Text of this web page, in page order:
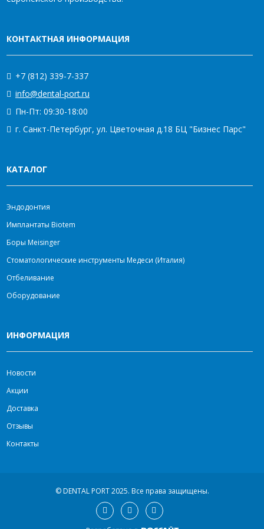
КОНТАКТНАЯ ИНФОРМАЦИЯ
+7 (812) 339-7-337
info@dental-port.ru
Пн-Пт: 09:30-18:00
г. Санкт-Петербург, ул. Цветочная д.18 БЦ "Бизнес Парс"
КАТАЛОГ
Эндодонтия
Имплантаты Biotem
Боры Meisinger
Стоматологические инструменты Медеси (Италия)
Отбеливание
Оборудование
ИНФОРМАЦИЯ
Новости
Акции
Доставка
Отзывы
Контакты
© DENTAL PORT 2025. Все права защищены.